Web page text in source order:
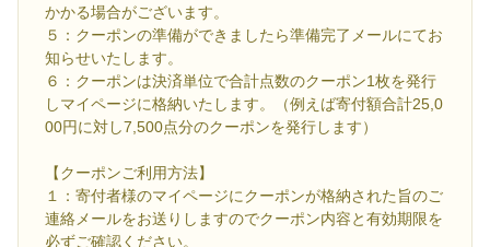
かかる場合がございます。
５：クーポンの準備ができましたら準備完了メールにてお
知らせいたします。
６：クーポンは決済単位で合計点数のクーポン1枚を発行
しマイページに格納いたします。（例えば寄付額合計25,0
00円に対し7,500点分のクーポンを発行します）
【クーポンご利用方法】
１：寄付者様のマイページにクーポンが格納された旨のご
連絡メールをお送りしますのでクーポン内容と有効期限を
必ずご確認ください。